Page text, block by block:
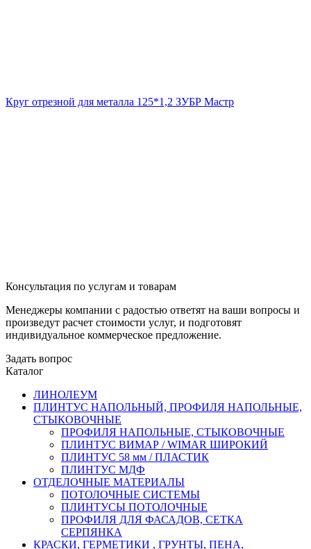
Круг отрезной для металла 125*1,2 ЗУБР Мастр
Консультация по услугам и товарам
Менеджеры компании с радостью ответят на ваши вопросы и
произведут расчет стоимости услуг, и подготовят
индивидуальное коммерческое предложение.
Задать вопрос
Каталог
ЛИНОЛЕУМ
ПЛИНТУС НАПОЛЬНЫЙ, ПРОФИЛЯ НАПОЛЬНЫЕ,
СТЫКОВОЧНЫЕ
ПРОФИЛЯ НАПОЛЬНЫЕ, СТЫКОВОЧНЫЕ
ПЛИНТУС ВИМАР / WIMAR ШИРОКИЙ
ПЛИНТУС 58 мм / ПЛАСТИК
ПЛИНТУС МДФ
ОТДЕЛОЧНЫЕ МАТЕРИАЛЫ
ПОТОЛОЧНЫЕ СИСТЕМЫ
ПЛИНТУСЫ ПОТОЛОЧНЫЕ
ПРОФИЛЯ ДЛЯ ФАСАДОВ, СЕТКА
СЕРПЯНКА
КРАСКИ, ГЕРМЕТИКИ , ГРУНТЫ, ПЕНА,